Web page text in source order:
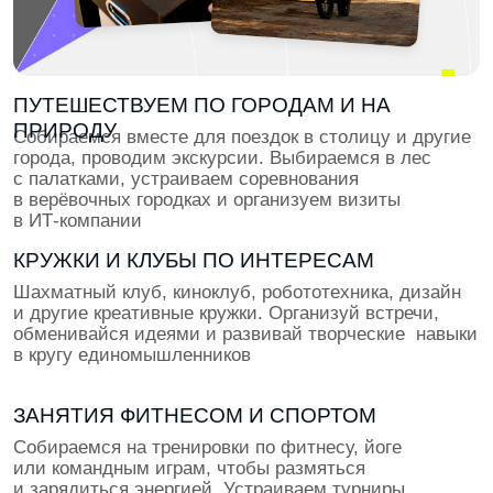
Тебя ждут выбор трека, фокус на ключевых навыках,
15 крутых кейсов в портфолио и начало
оплачиваемых стажировок